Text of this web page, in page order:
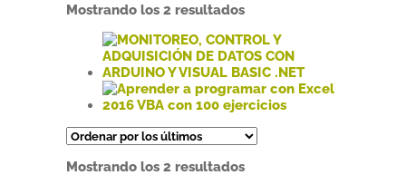
Mostrando los 2 resultadosOrdenado
los
últimos
Este
producto
múltiples
Las
producto
múltiples
Mostrando los 2 resultadosOrdenado